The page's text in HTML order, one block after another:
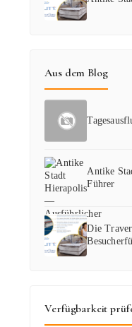
Aus dem Blog
Antike
Führer
Die
Verfügbarkeit